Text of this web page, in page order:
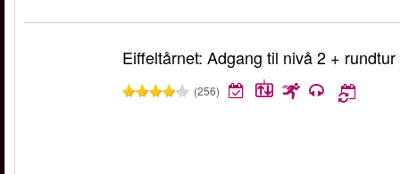
Eiffeltårnet: Adgang til nivå 2 + rundtur
(256)